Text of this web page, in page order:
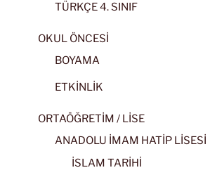
TÜRKÇE 4. SINIF
OKUL ÖNCESİ
BOYAMA
ETKİNLİK
ORTAÖĞRETİM / LİSE
ANADOLU İMAM HATİP LİSESİ
İSLAM TARİHİ